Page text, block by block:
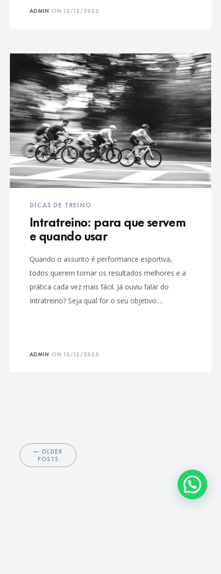
ADMIN ON 12/12/2023
DICAS DE TREINO
Intratreino: para que servem
e quando usar
Quando o assunto é performance esportiva,
todos querem tornar os resultados melhores e a
prática cada vez mais fácil. Já ouviu falar do
Intratreino? Seja qual for o seu objetivo:…
ADMIN ON 12/12/2023
OLDER
POSTS